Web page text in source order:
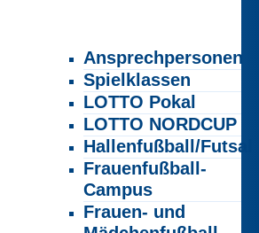
Ansprechpersonen
Spielklassen
LOTTO Pokal
LOTTO NORDCUP
Hallenfußball/Futsal
Frauenfußball-
Campus
Frauen- und